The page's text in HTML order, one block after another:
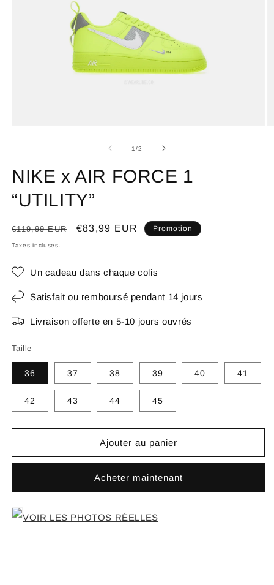
1/de
2
NIKE x AIR FORCE 1
“UTILITY”
Prix
habituel
€119,99 EUR
Prix
€83,99 EUR Promotion
Taxes incluses.
Un cadeau dans chaque colis
Satisfait ou remboursé pendant 14 jours
Livraison offerte en 5-10 jours ouvrés
Taille
36 37 38 39 40 41
42 43 44 45
Ajouter au panier
Acheter maintenant
VOIR LES PHOTOS RÉELLES